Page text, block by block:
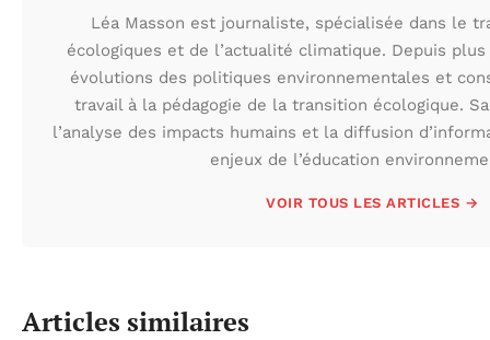
Léa Masson est journaliste, spécialisée dans le
écologiques et de l’actualité climatique. Depuis
évolutions des politiques environnementales et
travail à la pédagogie de la transition écologique.
l’analyse des impacts humains et la diffusion
enjeux de l’éducation
VOIR TOUS LES ARTICLES →
Articles similaires